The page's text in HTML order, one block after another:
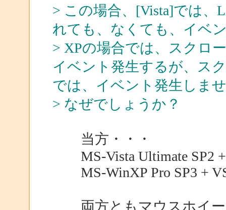
> この場合、[Vista]では、
れても、なくても、イベ
> XPの場合では、スクロ
イベント発生するが、ス
では、イベント発生しま
> なぜでしょうか？
当方・・・
MS-Vista Ultimate SP2 +
MS-WinXP Pro SP3 +
両方ともマウスホイー